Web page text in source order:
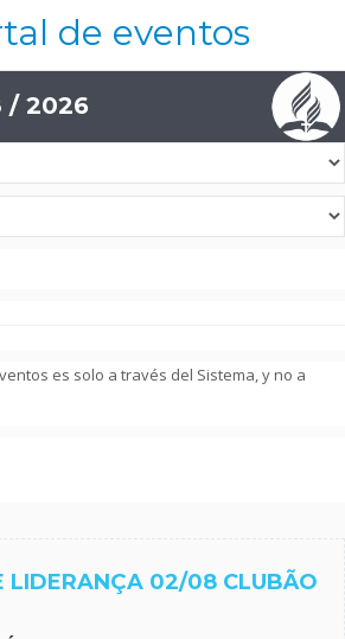
de eventos
/ 2026
es solo a través del Sistema, y no a
LIDERANÇA 02/08 CLUBÃO